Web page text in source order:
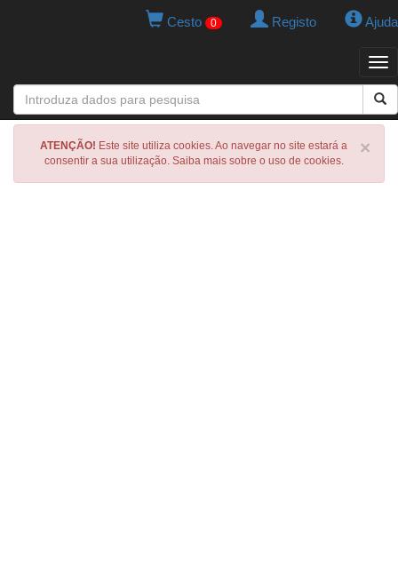
Cesto 0 Registo Ajuda
×
ATENÇÃO! Este site utiliza cookies. Ao navegar no site estará a
consentir a sua utilização. Saiba mais sobre o uso de cookies.